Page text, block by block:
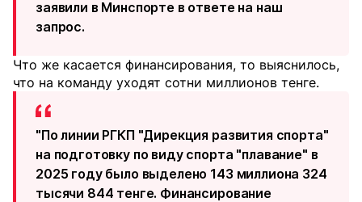
заявили в Минспорте в ответе на наш
запрос.
Что же касается финансирования, то выяснилось,
что на команду уходят сотни миллионов тенге.
"По линии РГКП "Дирекция развития спорта"
на подготовку по виду спорта "плавание" в
2025 году было выделено 143 миллиона 324
тысячи 844 тенге. Финансирование